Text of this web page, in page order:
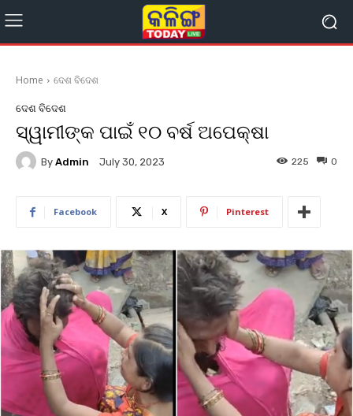
Home ଦେଶ ବିଦେଶ
ଦେଶ ବିଦେଶ
ସ୍ୱାମୀଙ୍କ ପାଇଁ ୧୦ ବର୍ଷ ଅପେକ୍ଷା
By Admin July 30, 2023 0
225
Facebook X Pinterest